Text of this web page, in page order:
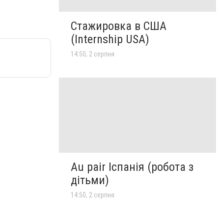
Стажировка в США
(Internship USA)
14:50, 2 серпня
Au pair Іспанія (робота з
дітьми)
14:50, 2 серпня